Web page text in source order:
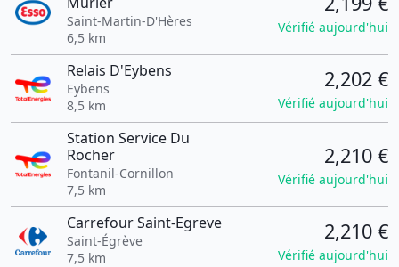
Saint-Martin-D'Hères
6,5 km
Vérifié aujourd'hui
Relais D'Eybens
Eybens
8,5 km
2,202 €
Vérifié aujourd'hui
Station Service Du
Rocher
Fontanil-Cornillon
7,5 km
2,210 €
Vérifié aujourd'hui
Carrefour Saint-Egreve
Saint-Égrève
7,5 km
2,210 €
Vérifié aujourd'hui